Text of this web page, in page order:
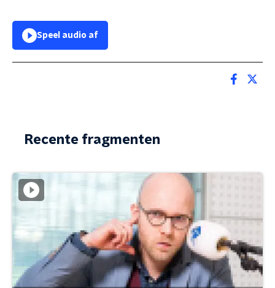
Speel audio af
Recente fragmenten